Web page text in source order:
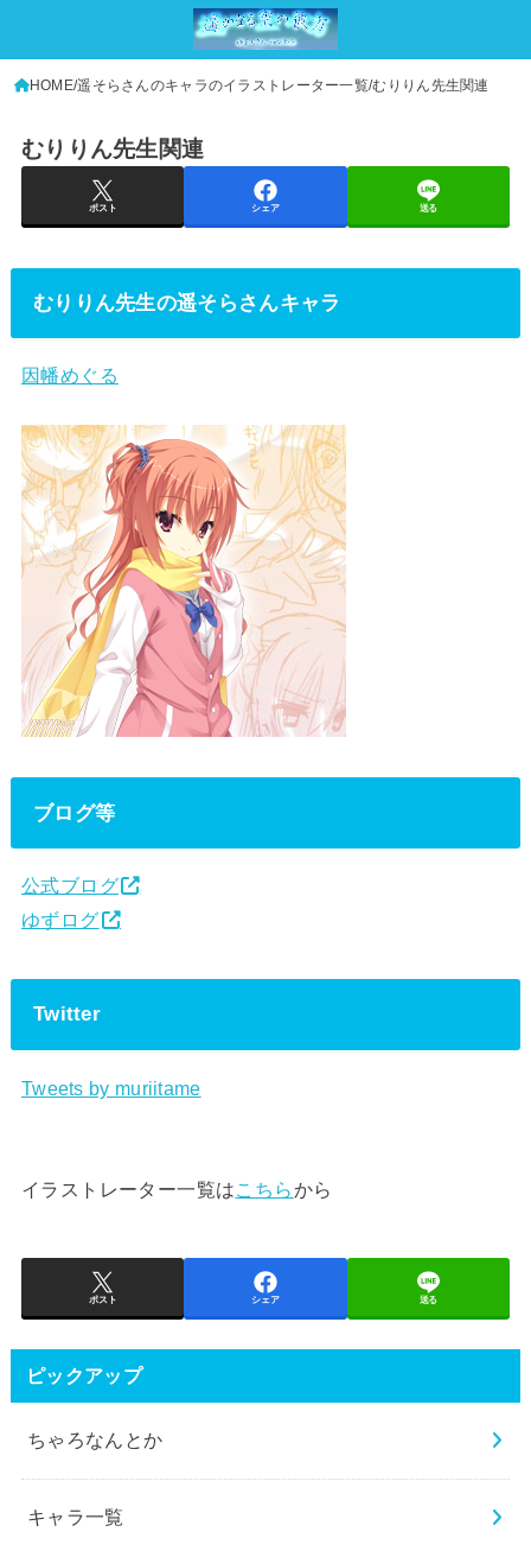
HOME 遥そらさんのキャラのイラストレーター一覧 むりりん先生関連
むりりん先生関連
ポスト シェア 送る
むりりん先生の遥そらさんキャラ
因幡めぐる
ブログ等
公式ブログ
ゆずログ
Twitter
Tweets by muriitame
イラストレーター一覧はこちらから
ポスト シェア 送る
ピックアップ
ちゃろなんとか
キャラ一覧